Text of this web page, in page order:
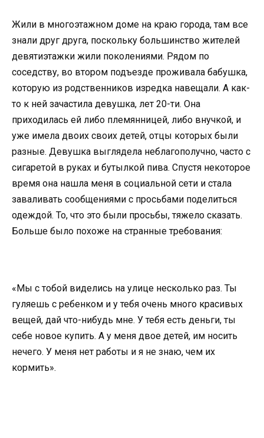
Жили в многоэтажном доме на краю города, там все
знали друг друга, поскольку большинство жителей
девятиэтажки жили поколениями. Рядом по
соседству, во втором подъезде проживала бабушка,
которую из родственников изредка навещали. А как-
то к ней зачастила девушка, лет 20-ти. Она
приходилась ей либо племянницей, либо внучкой, и
уже имела двоих своих детей, отцы которых были
разные. Девушка выглядела неблагополучно, часто с
сигаретой в руках и бутылкой пива. Спустя некоторое
время она нашла меня в социальной сети и стала
заваливать сообщениями с просьбами поделиться
одеждой. То, что это были просьбы, тяжело сказать.
Больше было похоже на странные требования:
«Мы с тобой виделись на улице несколько раз. Ты
гуляешь с ребенком и у тебя очень много красивых
вещей, дай что-нибудь мне. У тебя есть деньги, ты
себе новое купить. А у меня двое детей, им носить
нечего. У меня нет работы и я не знаю, чем их
кормить».